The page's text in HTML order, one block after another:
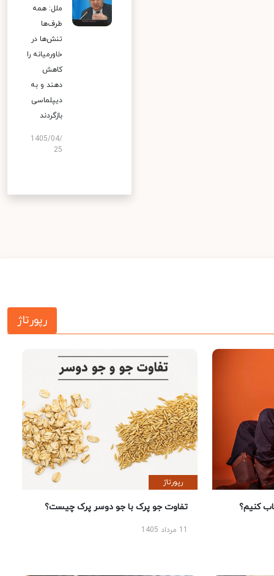
ملل: همه
طرف‌ها
تنش‌ها در
خاورمیانه را
کاهش
دهند و به
دیپلماسی
بازگردند
1405/04/
25
رپورتاژ
کنیم؟
رپورتاژ
تفاوت جو پرک با جو دوسر پرک چیست؟